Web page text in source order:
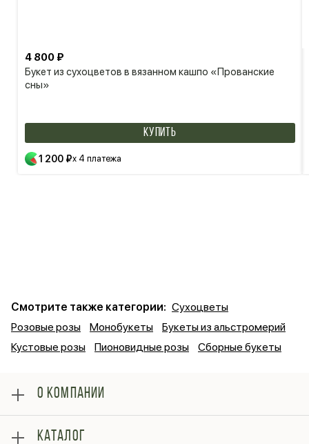
Букет из сухоцветов в вязанном кашпо «Прованские
сны»
4 800 ₽
КУПИТЬ
1 200 ₽x 4 платежа
Смотрите также категории: Сухоцветы
Розовые розы
Монобукеты
Букеты из альстромерий
Кустовые розы
Пионовидные розы Сборные букеты
О КОМПАНИИ
ОплатаКАТАЛОГ